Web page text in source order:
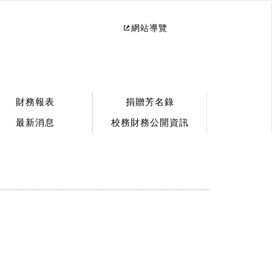
網站導覽
財務報表
捐贈芳名錄
最新消息
校務財務公開資訊